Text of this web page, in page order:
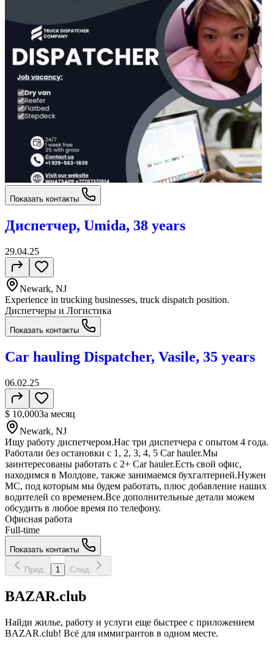
Показать контакты
Диспетчер, Umida, 38 years
29.04.25
Newark, NJ
Experience in trucking businesses, truck dispatch position.
Диспетчеры и Логистика
Показать контакты
Car hauling Dispatcher, Vasile, 35 years
06.02.25
$ 10,000За месяц
Newark, NJ
Ищу работу диспетчером.Нас три диспетчера с опытом 4 года.
Работали без остановки с 1, 2, 3, 4, 5 Car hauler.Мы
заинтересованы работать с 2+ Car hauler.Есть свой офис,
находимся в Молдове, также занимаемся бухгалтерией.Нужен
МС, под которым мы будем работать, плюс добавление наших
водителей со временем.Все дополнительные детали можем
обсудить в любое время по телефону.
Офисная работа
Full-time
Показать контакты
Пред. 1 След.
BAZAR.club
Найди жилье, работу и услуги еще быстрее с приложением
BAZAR.club! Всё для иммигрантов в одном месте.